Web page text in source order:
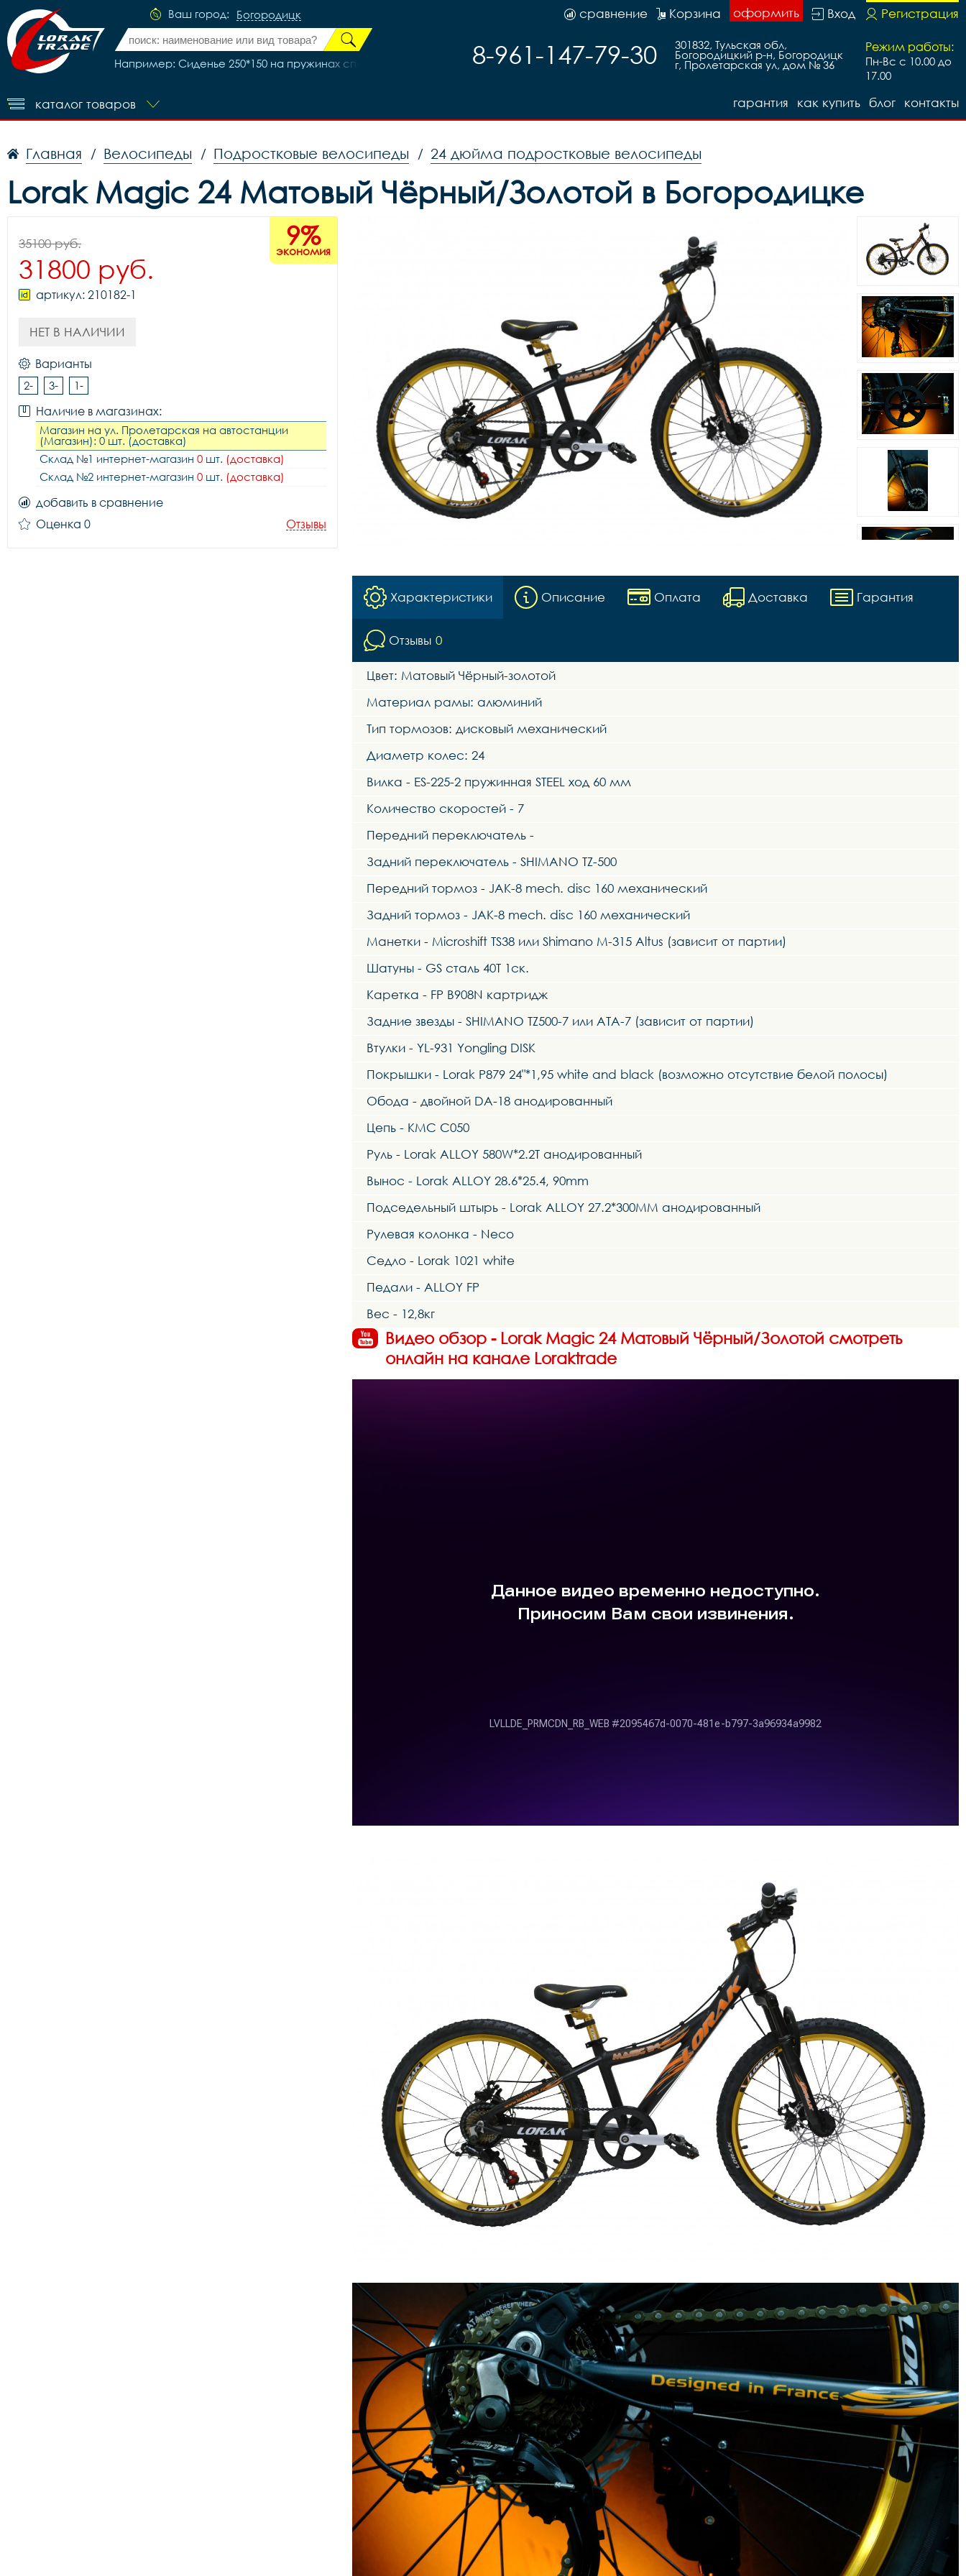
Ваш город: Богородицк
Например: Сиденье 250*150 на пружинах спорт AZ-049-A, код 40403
Регистрация
Вход
оформить
Корзина
сравнение
Режим работы:
Пн-Вс с 10.00 до
17.00
301832, Тульская обл,
Богородицкий р-н, Богородицк
г, Пролетарская ул, дом № 36
8-961-147-79-30
каталог товаров контакты
блог
как купить
гарантия
Главная / Велосипеды / Подростковые велосипеды / 24 дюйма подростковые велосипеды
Lorak Magic 24 Матовый Чёрный/Золотой в Богородицке
9%
экономия
35100 руб.
31800 руб.
артикул: 210182-1
НЕТ В НАЛИЧИИ
Варианты
2- 3- 1-
Наличие в магазинах:
Магазин на ул. Пролетарская на автостанции
(Магазин): 0 шт. (доставка)
Склад №1 интернет-магазин 0 шт. (доставка)
Склад №2 интернет-магазин 0 шт. (доставка)
добавить в сравнение
Оценка 0
Отзывы
Характеристики Описание Оплата Доставка Гарантия
Отзывы 0
Цвет: Матовый Чёрный-золотой
Материал рамы: алюминий
Тип тормозов: дисковый механический
Диаметр колес: 24
Вилка - ES-225-2 пружинная STEEL ход 60 мм
Количество скоростей - 7
Передний переключатель -
Задний переключатель - SHIMANO TZ-500
Передний тормоз - JAK-8 mech. disc 160 механический
Задний тормоз - JAK-8 mech. disc 160 механический
Манетки - Microshift TS38 или Shimano M-315 Altus (зависит от партии)
Шатуны - GS сталь 40T 1ск.
Каретка - FP B908N картридж
Задние звезды - SHIMANO TZ500-7 или ATA-7 (зависит от партии)
Втулки - YL-931 Yongling DISK
Покрышки - Lorak P879 24"*1,95 white and black (возможно отсутствие белой полосы)
Обода - двойной DA-18 анодированный
Цепь - KMC C050
Руль - Lorak ALLOY 580W*2.2T анодированный
Вынос - Lorak ALLOY 28.6*25.4, 90mm
Подседельный штырь - Lorak ALLOY 27.2*300MM анодированный
Рулевая колонка - Neco
Седло - Lorak 1021 white
Педали - ALLOY FP
Вес - 12,8кг
Видео обзор - Lorak Magic 24 Матовый Чёрный/Золотой смотреть
онлайн на канале Loraktrade